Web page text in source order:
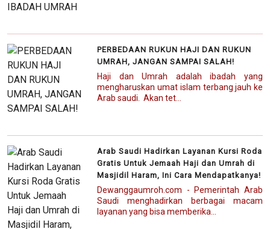
PERBEDAAN RUKUN HAJI DAN RUKUN
UMRAH, JANGAN SAMPAI SALAH!
Haji dan Umrah adalah ibadah yang
mengharuskan umat islam terbang jauh ke
Arab saudi. Akan tet...
Arab Saudi Hadirkan Layanan Kursi Roda
Gratis Untuk Jemaah Haji dan Umrah di
Masjidil Haram, Ini Cara Mendapatkanya!
Dewanggaumroh.com - Pemerintah Arab
Saudi menghadirkan berbagai macam
layanan yang bisa memberika...